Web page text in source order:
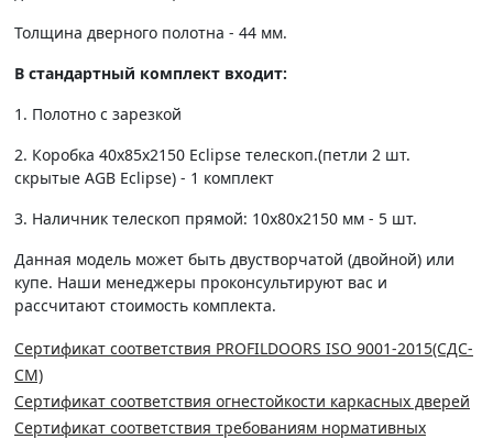
Толщина дверного полотна - 44 мм.
В стандартный комплект входит:
1. Полотно c зарезкой
2. Коробка 40х85х2150 Eclipse телескоп.(петли 2 шт.
скрытые AGB Eclipse) - 1 комплект
3. Наличник телескоп прямой: 10х80х2150 мм - 5 шт.
Данная модель может быть двустворчатой (двойной) или
купе. Наши менеджеры проконсультируют вас и
рассчитают стоимость комплекта.
Сертификат соответствия PROFILDOORS ISO 9001-2015(СДС-
СМ)
Сертификат соответствия огнестойкости каркасных дверей
Сертификат соответствия требованиям нормативных